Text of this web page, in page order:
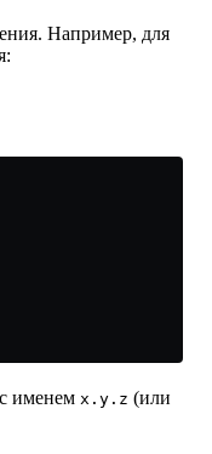
Например, для
именем x.y.z (или